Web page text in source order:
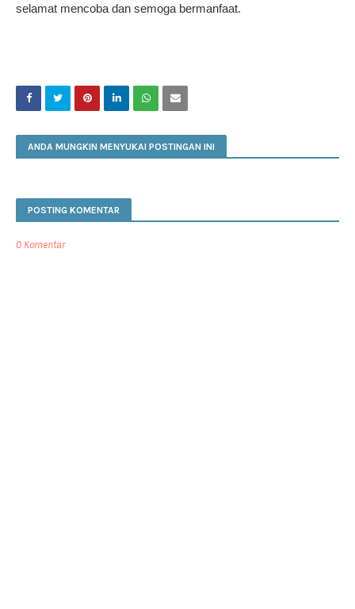
selamat mencoba dan semoga bermanfaat.
ANDA MUNGKIN MENYUKAI POSTINGAN INI
POSTING KOMENTAR
0 Komentar